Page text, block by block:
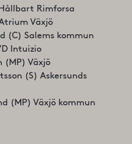
Rimforsa
Växjö
(C) Salems kommun
Intuizio
(MP) Växjö
(S) Askersunds
(MP) Växjö kommun